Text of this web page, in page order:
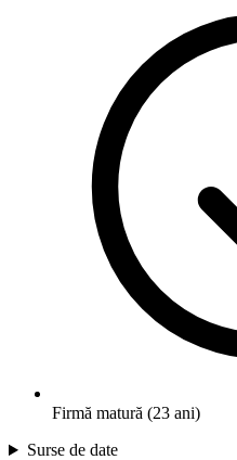
Firmă matură (23 ani)
Surse de date